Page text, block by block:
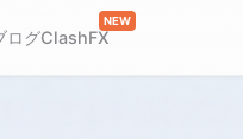
ログClashFX
NEW